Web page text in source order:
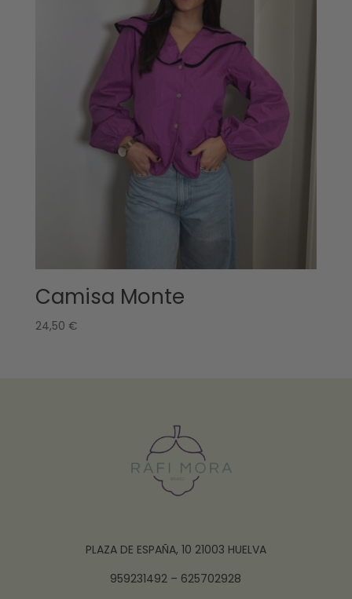
Camisa Monte
24,50 €
PLAZA DE ESPAÑA, 10 21003 HUELVA
959231492 – 625702928